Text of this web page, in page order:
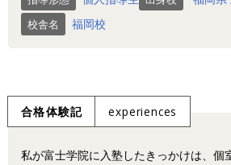
校舎名 福岡校
合格体験記 experiences
私が富士学院に入塾したきっかけは、個